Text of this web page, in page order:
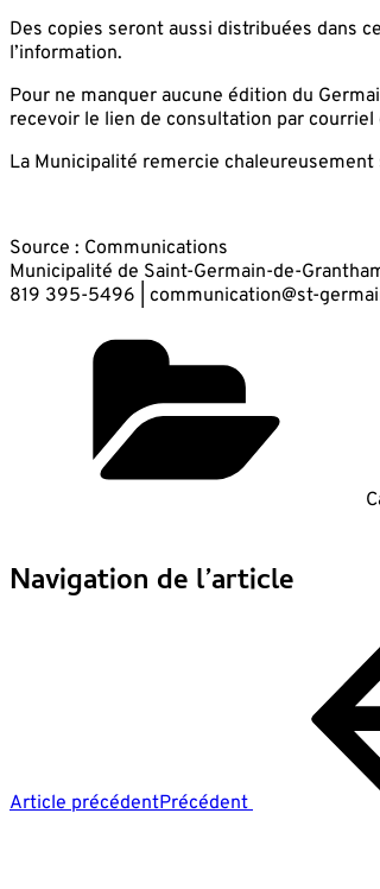
Des copies seront aussi distribuées dans
l’information.
Pour ne manquer aucune édition du
recevoir le lien de consultation par courriel
La Municipalité remercie
Source : Communications
Municipalité de Saint-Germain-de-
819 395-5496 | communication@st-
Navigation de l’article
Article précédentPrécédent